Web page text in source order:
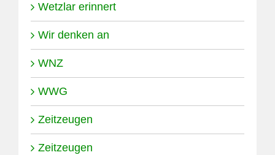
Wetzlar erinnert
Wir denken an
WNZ
WWG
Zeitzeugen
Zeitzeugen